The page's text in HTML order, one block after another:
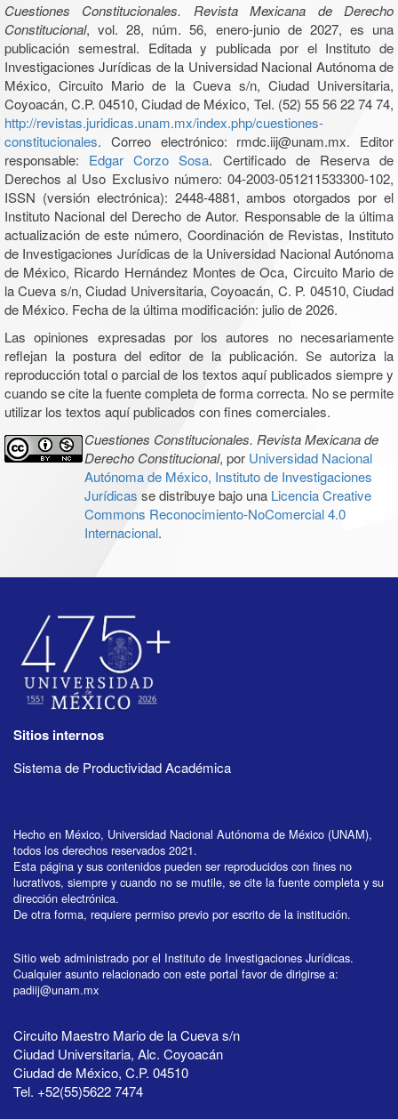
Cuestiones Constitucionales. Revista Mexicana de Derecho
Constitucional, vol. 28, núm. 56, enero-junio de 2027, es una
publicación semestral. Editada y publicada por el Instituto de
Investigaciones Jurídicas de la Universidad Nacional Autónoma de
México, Circuito Mario de la Cueva s/n, Ciudad Universitaria,
Coyoacán, C.P. 04510, Ciudad de México, Tel. (52) 55 56 22 74 74,
http://revistas.juridicas.unam.mx/index.php/cuestiones-
constitucionales. Correo electrónico: rmdc.iij@unam.mx. Editor
responsable: Edgar Corzo Sosa. Certificado de Reserva de
Derechos al Uso Exclusivo número: 04-2003-051211533300-102,
ISSN (versión electrónica): 2448-4881, ambos otorgados por el
Instituto Nacional del Derecho de Autor. Responsable de la última
actualización de este número, Coordinación de Revistas, Instituto
de Investigaciones Jurídicas de la Universidad Nacional Autónoma
de México, Ricardo Hernández Montes de Oca, Circuito Mario de
la Cueva s/n, Ciudad Universitaria, Coyoacán, C. P. 04510, Ciudad
de México. Fecha de la última modificación: julio de 2026.
Las opiniones expresadas por los autores no necesariamente
reflejan la postura del editor de la publicación. Se autoriza la
reproducción total o parcial de los textos aquí publicados siempre y
cuando se cite la fuente completa de forma correcta. No se permite
utilizar los textos aquí publicados con fines comerciales.
Cuestiones Constitucionales. Revista Mexicana de
Derecho Constitucional, por Universidad Nacional
Autónoma de México, Instituto de Investigaciones
Jurídicas se distribuye bajo una Licencia Creative
Commons Reconocimiento-NoComercial 4.0
Internacional.
Sitios internos
Sistema de Productividad Académica
Hecho en México, Universidad Nacional Autónoma de México (UNAM),
todos los derechos reservados 2021.
Esta página y sus contenidos pueden ser reproducidos con fines no
lucrativos, siempre y cuando no se mutile, se cite la fuente completa y su
dirección electrónica.
De otra forma, requiere permiso previo por escrito de la institución.
Sitio web administrado por el Instituto de Investigaciones Jurídicas.
Cualquier asunto relacionado con este portal favor de dirigirse a:
padiij@unam.mx
Circuito Maestro Mario de la Cueva s/n
Ciudad Universitaria, Alc. Coyoacán
Ciudad de México, C.P. 04510
Tel. +52(55)5622 7474